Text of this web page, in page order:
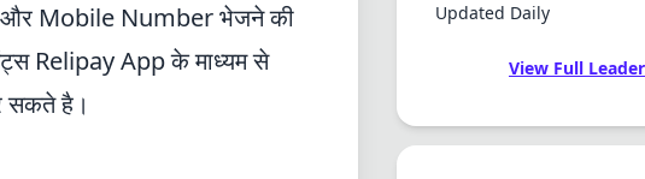
और Mobile Number भेजने की
Relipay App के माध्यम से
सकते है।
Updated Daily
View Full